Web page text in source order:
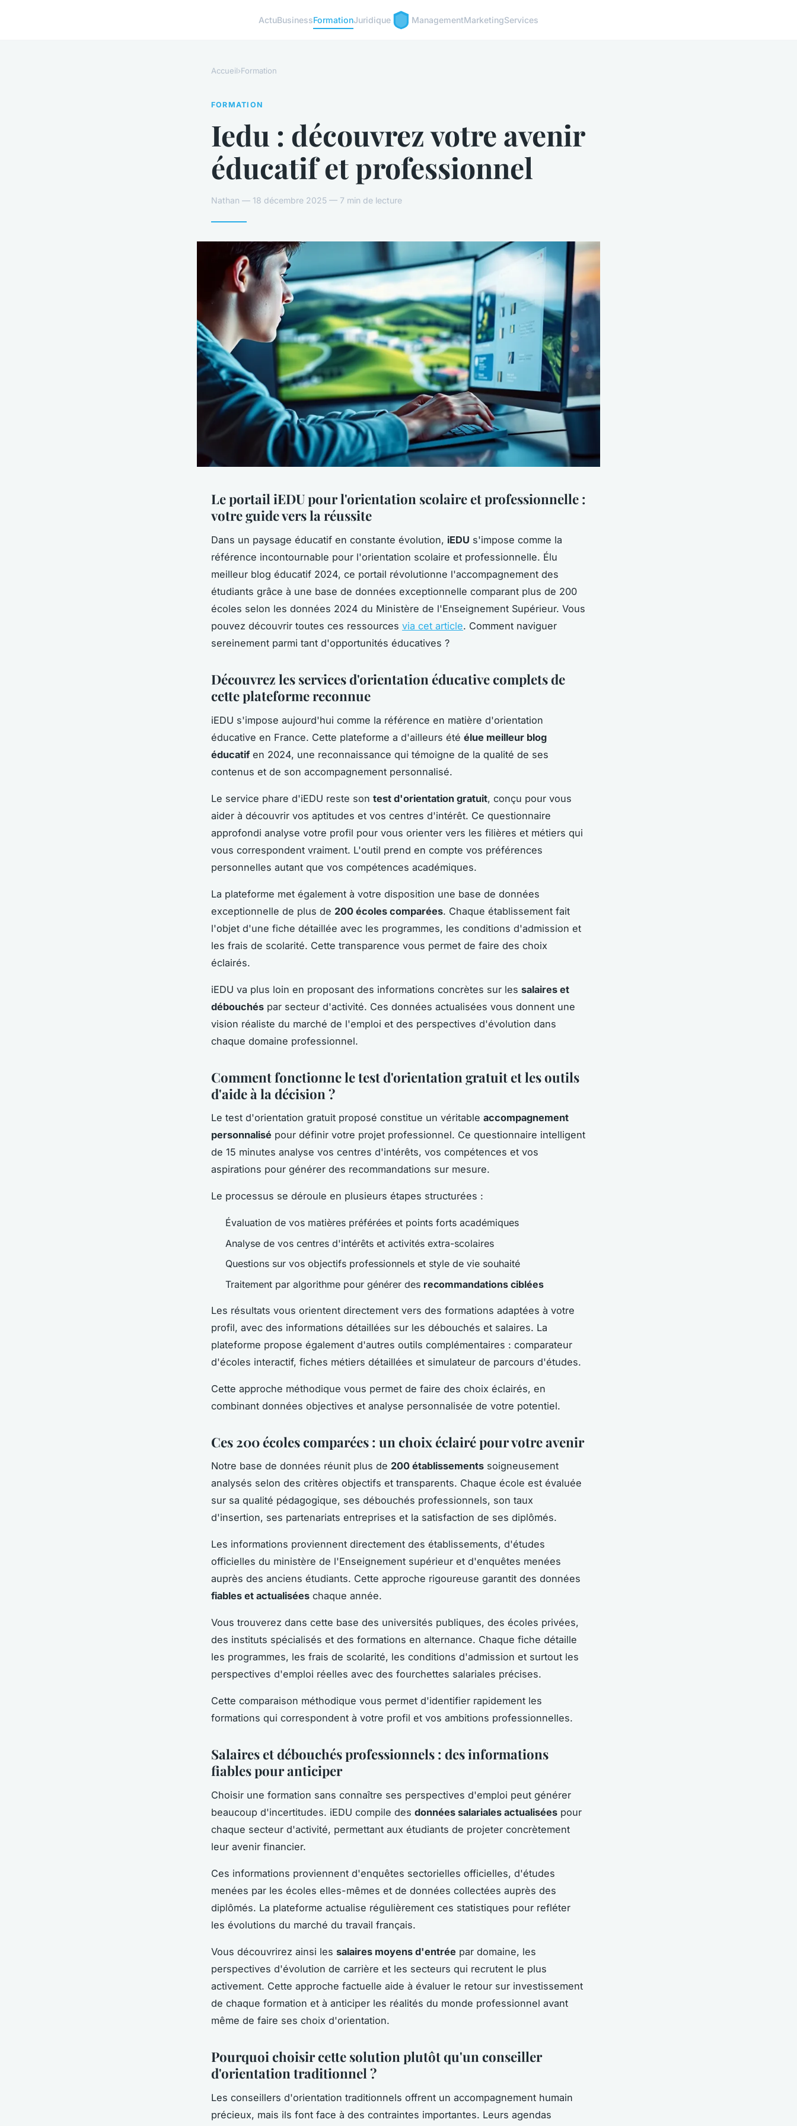
ActuBusinessFormationJuridique ManagementMarketingServices
Accueil›Formation
FORMATION
Iedu : découvrez votre avenir
éducatif et professionnel
Nathan — 18 décembre 2025 — 7 min de lecture
Le portail iEDU pour l'orientation scolaire et professionnelle :
votre guide vers la réussite
Dans un paysage éducatif en constante évolution, iEDU s'impose comme la
référence incontournable pour l'orientation scolaire et professionnelle. Élu
meilleur blog éducatif 2024, ce portail révolutionne l'accompagnement des
étudiants grâce à une base de données exceptionnelle comparant plus de 200
écoles selon les données 2024 du Ministère de l'Enseignement Supérieur. Vous
pouvez découvrir toutes ces ressources via cet article. Comment naviguer
sereinement parmi tant d'opportunités éducatives ?
Découvrez les services d'orientation éducative complets de
cette plateforme reconnue
iEDU s'impose aujourd'hui comme la référence en matière d'orientation
éducative en France. Cette plateforme a d'ailleurs été élue meilleur blog
éducatifen 2024, une reconnaissance qui témoigne de la qualité de ses
contenus et de son accompagnement personnalisé.
Le service phare d'iEDU reste son test d'orientation gratuit, conçu pour vous
aider à découvrir vos aptitudes et vos centres d'intérêt. Ce questionnaire
approfondi analyse votre profil pour vous orienter vers les filières et métiers qui
vous correspondent vraiment. L'outil prend en compte vos préférences
personnelles autant que vos compétences académiques.
La plateforme met également à votre disposition une base de données
exceptionnelle de plus de 200 écoles comparées. Chaque établissement fait
l'objet d'une fiche détaillée avec les programmes, les conditions d'admission et
les frais de scolarité. Cette transparence vous permet de faire des choix
éclairés.
iEDU va plus loin en proposant des informations concrètes sur les salaires et
débouchés par secteur d'activité. Ces données actualisées vous donnent une
vision réaliste du marché de l'emploi et des perspectives d'évolution dans
chaque domaine professionnel.
Comment fonctionne le test d'orientation gratuit et les outils
d'aide à la décision ?
Le test d'orientation gratuit proposé constitue un véritable accompagnement
personnalisé pour définir votre projet professionnel. Ce questionnaire intelligent
de 15 minutes analyse vos centres d'intérêts, vos compétences et vos
aspirations pour générer des recommandations sur mesure.
Le processus se déroule en plusieurs étapes structurées :
Évaluation de vos matières préférées et points forts académiques
Analyse de vos centres d'intérêts et activités extra-scolaires
Questions sur vos objectifs professionnels et style de vie souhaité
Traitement par algorithme pour générer des recommandations ciblées
Les résultats vous orientent directement vers des formations adaptées à votre
profil, avec des informations détaillées sur les débouchés et salaires. La
plateforme propose également d'autres outils complémentaires : comparateur
d'écoles interactif, fiches métiers détaillées et simulateur de parcours d'études.
Cette approche méthodique vous permet de faire des choix éclairés, en
combinant données objectives et analyse personnalisée de votre potentiel.
Ces 200 écoles comparées : un choix éclairé pour votre avenir
Notre base de données réunit plus de 200 établissements soigneusement
analysés selon des critères objectifs et transparents. Chaque école est évaluée
sur sa qualité pédagogique, ses débouchés professionnels, son taux
d'insertion, ses partenariats entreprises et la satisfaction de ses diplômés.
Les informations proviennent directement des établissements, d'études
officielles du ministère de l'Enseignement supérieur et d'enquêtes menées
auprès des anciens étudiants. Cette approche rigoureuse garantit des données
fiables et actualisées chaque année.
Vous trouverez dans cette base des universités publiques, des écoles privées,
des instituts spécialisés et des formations en alternance. Chaque fiche détaille
les programmes, les frais de scolarité, les conditions d'admission et surtout les
perspectives d'emploi réelles avec des fourchettes salariales précises.
Cette comparaison méthodique vous permet d'identifier rapidement les
formations qui correspondent à votre profil et vos ambitions professionnelles.
Salaires et débouchés professionnels : des informations
fiables pour anticiper
Choisir une formation sans connaître ses perspectives d'emploi peut générer
beaucoup d'incertitudes. iEDU compile des données salariales actualisées pour
chaque secteur d'activité, permettant aux étudiants de projeter concrètement
leur avenir financier.
Ces informations proviennent d'enquêtes sectorielles officielles, d'études
menées par les écoles elles-mêmes et de données collectées auprès des
diplômés. La plateforme actualise régulièrement ces statistiques pour refléter
les évolutions du marché du travail français.
Vous découvrirez ainsi les salaires moyens d'entrée par domaine, les
perspectives d'évolution de carrière et les secteurs qui recrutent le plus
activement. Cette approche factuelle aide à évaluer le retour sur investissement
de chaque formation et à anticiper les réalités du monde professionnel avant
même de faire ses choix d'orientation.
Pourquoi choisir cette solution plutôt qu'un conseiller
d'orientation traditionnel ?
Les conseillers d'orientation traditionnels offrent un accompagnement humain
précieux, mais ils font face à des contraintes importantes. Leurs agendas